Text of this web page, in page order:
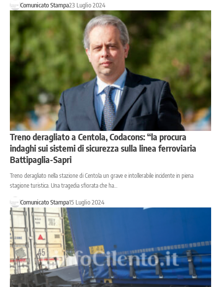
Comunicato Stampa23 Luglio 2024
Treno deragliato a Centola, Codacons: “la procura
indaghi sui sistemi di sicurezza sulla linea ferroviaria
Battipaglia-Sapri
Treno deragliato nella stazione di Centola un grave e intollerabile incidente in piena
stagione turistica. Una tragedia sfiorata che ha…
Comunicato Stampa15 Luglio 2024